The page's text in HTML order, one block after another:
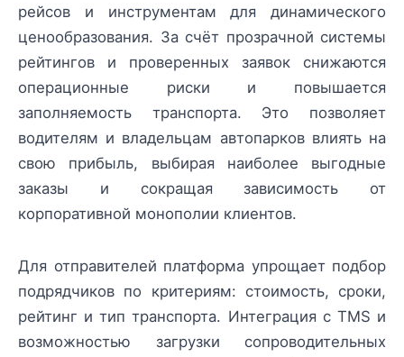
рейсов и инструментам для динамического
ценообразования. За счёт прозрачной системы
рейтингов и проверенных заявок снижаются
операционные риски и повышается
заполняемость транспорта. Это позволяет
водителям и владельцам автопарков влиять на
свою прибыль, выбирая наиболее выгодные
заказы и сокращая зависимость от
корпоративной монополии клиентов.
Для отправителей платформа упрощает подбор
подрядчиков по критериям: стоимость, сроки,
рейтинг и тип транспорта. Интеграция с TMS и
возможностью загрузки сопроводительных